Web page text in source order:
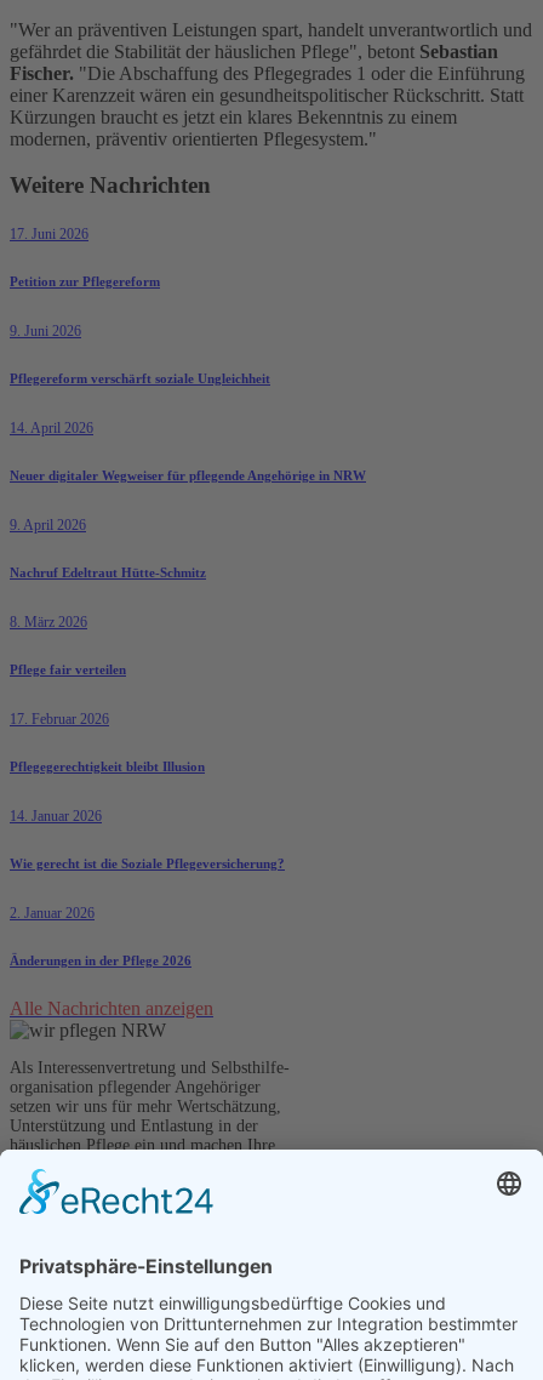
"Wer an präventiven Leistungen spart, handelt unverantwortlich und
gefährdet die Stabilität der häuslichen Pflege", betont Sebastian
Fischer. "Die Abschaffung des Pflegegrades 1 oder die Einführung
einer Karenzzeit wären ein gesundheitspolitischer Rückschritt. Statt
Kürzungen braucht es jetzt ein klares Bekenntnis zu einem
modernen, präventiv orientierten Pflegesystem."
Weitere Nachrichten
17. Juni 2026
Petition zur Pflegereform
9. Juni 2026
Pflegereform verschärft soziale Ungleichheit
14. April 2026
Neuer digitaler Wegweiser für pflegende Angehörige in NRW
9. April 2026
Nachruf Edeltraut Hütte-Schmitz
8. März 2026
Pflege fair verteilen
17. Februar 2026
Pflegegerechtigkeit bleibt Illusion
14. Januar 2026
Wie gerecht ist die Soziale Pflegeversicherung?
2. Januar 2026
Änderungen in der Pflege 2026
Alle Nachrichten anzeigen
Als Interessenvertretung und Selbsthilfe-
organisation pflegender Angehöriger
setzen wir uns für mehr Wertschätzung,
Unterstützung und Entlastung in der
häuslichen Pflege ein und machen Ihre
Kontakt
Graf-Adolf-Straße 41
40210 Düsseldorf
0173 - 695 5756